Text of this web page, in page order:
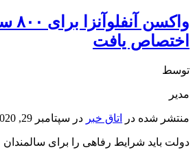
اختصاص یافت
توسط
مدیر
منتشر شده در اتاق خبر در سپتامبر 29, 2020
دولت باید شرایط رفاهی را برای سالمندان